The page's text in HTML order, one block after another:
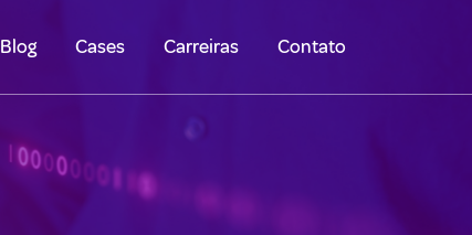
Blog Cases Carreiras Contato